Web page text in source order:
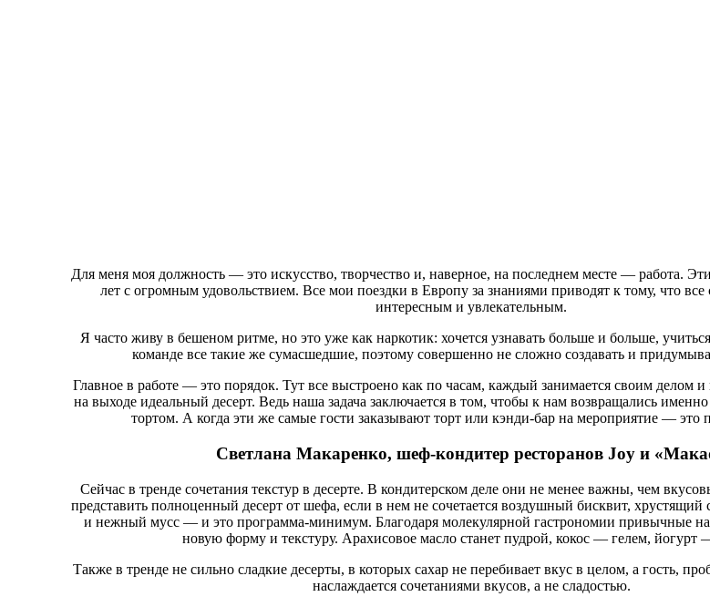
Для меня моя должность — это искусство, творчество и, наверное, на последнем месте — работа.
лет с огромным удовольствием. Все мои поездки в Европу за знаниями приводят к тому, что все
интересным и увлекательным.
Я часто живу в бешеном ритме, но это уже как наркотик: хочется узнавать больше и больше,
команде все такие же сумасшедшие, поэтому совершенно не сложно создавать и
Главное в работе — это порядок. Тут все выстроено как по часам, каждый занимается своим делом
на выходе идеальный десерт. Ведь наша задача заключается в том, чтобы к нам возвращались
тортом. А когда эти же самые гости заказывают торт или кэнди-бар на мероприятие — это
Светлана Макаренко, шеф-кондитер ресторанов Joy и
Сейчас в тренде сочетания текстур в десерте. В кондитерском деле они не менее важны, чем
представить полноценный десерт от шефа, если в нем не сочетается воздушный бисквит, хрустящий
и нежный мусс — и это программа-минимум. Благодаря молекулярной гастрономии привычные
новую форму и текстуру. Арахисовое масло станет пудрой, кокос — гелем, йогурт
Также в тренде не сильно сладкие десерты, в которых сахар не перебивает вкус в целом, а гость,
наслаждается сочетаниями вкусов, а не сладостью.